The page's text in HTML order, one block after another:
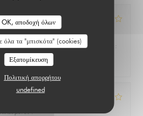
OK, αποδοχή όλων
όλα τα "μπισκότα" (cookies)
Εξατομίκευση
Πολιτική απορρήτου
undefined
2
: 4 /5 Μενού: 3/5 Ποιότητα / Τιμή
: